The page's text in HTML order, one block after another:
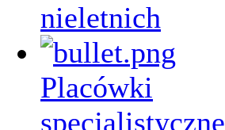
nieletnich
Placówki
specjalistyczne